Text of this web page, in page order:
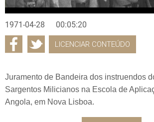
1971-04-28 00:05:20
LICENCIAR CONTEÚDO
Juramento de Bandeira dos instruendos
Sargentos Milicianos na Escola de
Angola, em Nova Lisboa.